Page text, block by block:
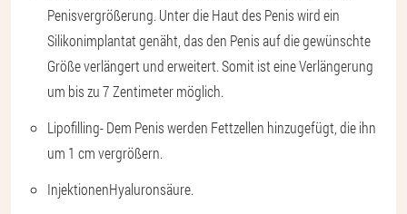
Penisvergrößerung. Unter die Haut des Penis wird ein
Silikonimplantat genäht, das den Penis auf die gewünschte
Größe verlängert und erweitert. Somit ist eine Verlängerung
um bis zu 7 Zentimeter möglich.
Lipofilling- Dem Penis werden Fettzellen hinzugefügt, die ihn
um 1 cm vergrößern.
InjektionenHyaluronsäure.